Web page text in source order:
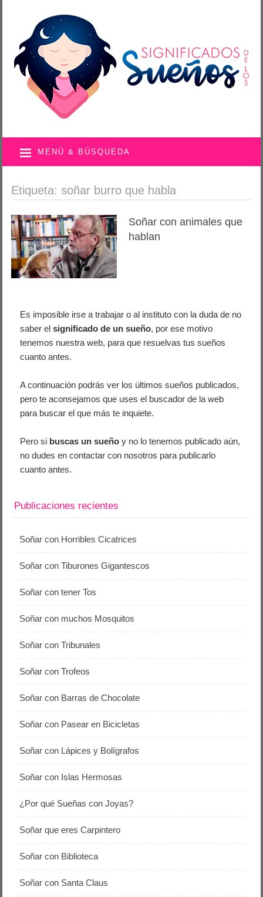
MENÚ & BÚSQUEDA
Etiqueta: soñar burro que habla
Soñar con animales que
hablan
Es imposible irse a trabajar o al instituto con la duda de no
saber elsignificado de un sueño, por ese motivo
tenemos nuestra web, para que resuelvas tus sueños
cuanto antes.
A continuación podrás ver los últimos sueños publicados,
pero te aconsejamos que uses el buscador de la web
para buscar el que más te inquiete.
Pero si buscas un sueño y no lo tenemos publicado aún,
no dudes en contactar con nosotros para publicarlo
cuanto antes.
Publicaciones recientes
Soñar con Horribles Cicatrices
Soñar con Tiburones Gigantescos
Soñar con tener Tos
Soñar con muchos Mosquitos
Soñar con Tribunales
Soñar con Trofeos
Soñar con Barras de Chocolate
Soñar con Pasear en Bicicletas
Soñar con Lápices y Bolígrafos
Soñar con Islas Hermosas
¿Por qué Sueñas con Joyas?
Soñar que eres Carpintero
Soñar con Biblioteca
Soñar con Santa Claus